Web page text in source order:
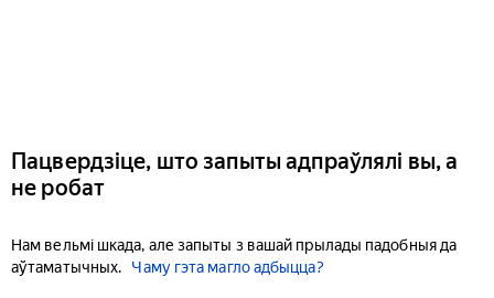
Пацвердзіце, што запыты адпраўлялі вы, а
не робат
Нам вельмі шкада, але запыты з вашай прылады падобныя да
аўтаматычных.
Чаму гэта магло адбыцца?